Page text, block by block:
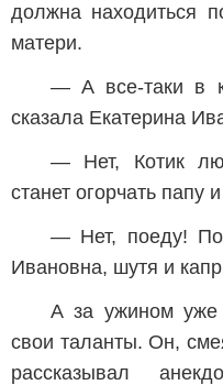
должна находиться
матери.
— А все-таки в
сказала Екатерина
— Нет, Котик
станет огорчать папу
— Нет, поеду!
Ивановна, шутя и
А за ужином уже
свои таланты. Он,
рассказывал